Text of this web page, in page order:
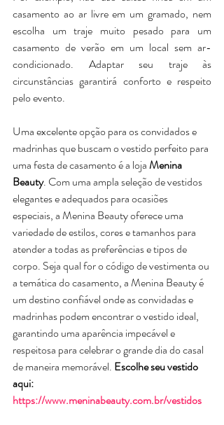
casamento ao ar livre em um gramado, nem
escolha um traje muito pesado para um
casamento de verão em um local sem ar-
condicionado. Adaptar seu traje às
circunstâncias garantirá conforto e respeito
pelo evento.
Uma excelente opção para os convidados e
madrinhas que buscam o vestido perfeito para
uma festa de casamento é a loja Menina
Beauty. Com uma ampla seleção de vestidos
elegantes e adequados para ocasiões
especiais, a Menina Beauty oferece uma
variedade de estilos, cores e tamanhos para
atender a todas as preferências e tipos de
corpo. Seja qual for o código de vestimenta ou
a temática do casamento, a Menina Beauty é
um destino confiável onde as convidadas e
madrinhas podem encontrar o vestido ideal,
garantindo uma aparência impecável e
respeitosa para celebrar o grande dia do casal
de maneira memorável. Escolhe seu vestido
aqui:
https://www.meninabeauty.com.br/vestidos